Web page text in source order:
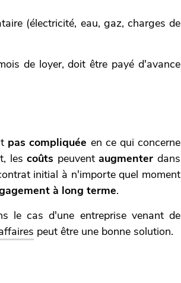
(électricité, eau, gaz, charges de
de loyer, doit être payé d'avance
pas compliquée en ce qui concerne
lescoûts peuventaugmenter dans
initial à n'importe quel moment
à long terme.
le cas d'une entreprise venant de
peut être une bonne solution.